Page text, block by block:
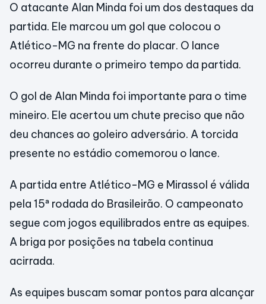
O atacante Alan Minda foi um dos destaques da
partida. Ele marcou um gol que colocou o
Atlético-MG na frente do placar. O lance
ocorreu durante o primeiro tempo da partida.
O gol de Alan Minda foi importante para o time
mineiro. Ele acertou um chute preciso que não
deu chances ao goleiro adversário. A torcida
presente no estádio comemorou o lance.
A partida entre Atlético-MG e Mirassol é válida
pela 15ª rodada do Brasileirão. O campeonato
segue com jogos equilibrados entre as equipes.
A briga por posições na tabela continua
acirrada.
As equipes buscam somar pontos para alcançar